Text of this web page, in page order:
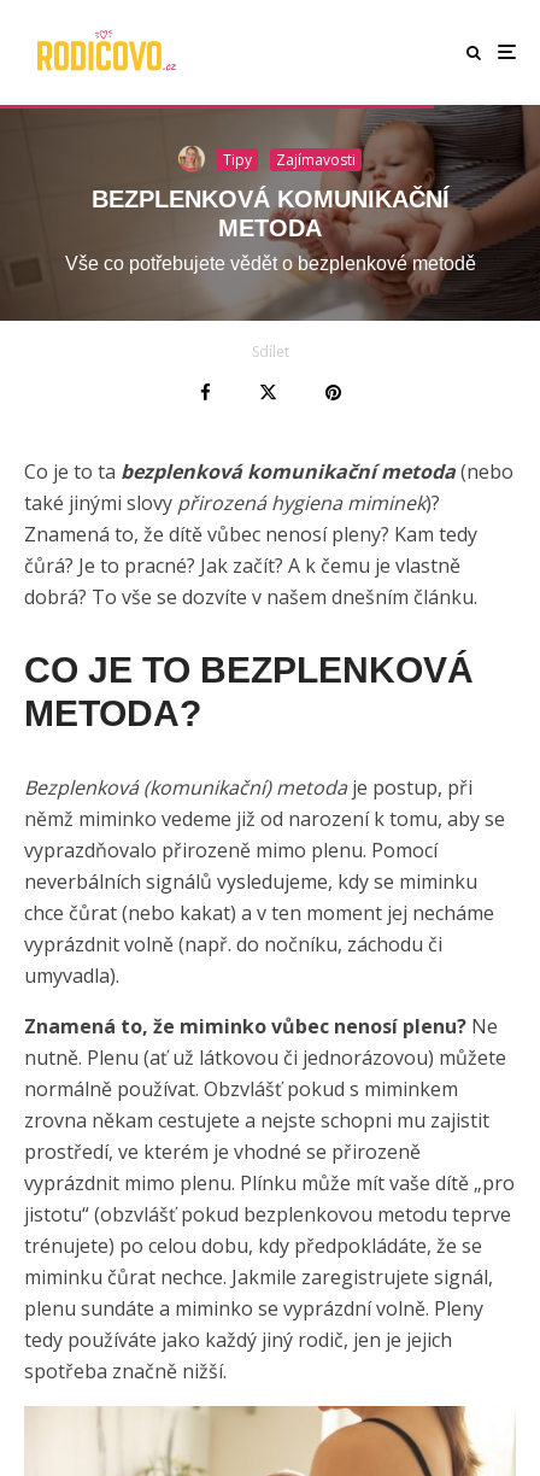
Tipy Zajímavosti
BEZPLENKOVÁ KOMUNIKAČNÍ
METODA
Vše co potřebujete vědět o bezplenkové metodě
Sdílet
Co je to ta bezplenková komunikační metoda(nebo
také jinými slovy přirozená hygiena miminek)?
Znamená to, že dítě vůbec nenosí pleny? Kam tedy
čůrá? Je to pracné? Jak začít? A k čemu je vlastně
dobrá? To vše se dozvíte v našem dnešním článku.
CO JE TO BEZPLENKOVÁ
METODA?
Bezplenková (komunikační) metoda je postup, při
němž miminko vedeme již od narození k tomu, aby se
vyprazdňovalo přirozeně mimo plenu. Pomocí
neverbálních signálů vysledujeme, kdy se miminku
chce čůrat (nebo kakat) a v ten moment jej necháme
vyprázdnit volně (např. do nočníku, záchodu či
umyvadla).
Znamená to, že miminko vůbec nenosí plenu? Ne
nutně. Plenu (ať už látkovou či jednorázovou) můžete
normálně používat. Obzvlášť pokud s miminkem
zrovna někam cestujete a nejste schopni mu zajistit
prostředí, ve kterém je vhodné se přirozeně
vyprázdnit mimo plenu. Plínku může mít vaše dítě „pro
jistotu“ (obzvlášť pokud bezplenkovou metodu teprve
trénujete) po celou dobu, kdy předpokládáte, že se
miminku čůrat nechce. Jakmile zaregistrujete signál,
plenu sundáte a miminko se vyprázdní volně. Pleny
tedy používáte jako každý jiný rodič, jen je jejich
spotřeba značně nižší.